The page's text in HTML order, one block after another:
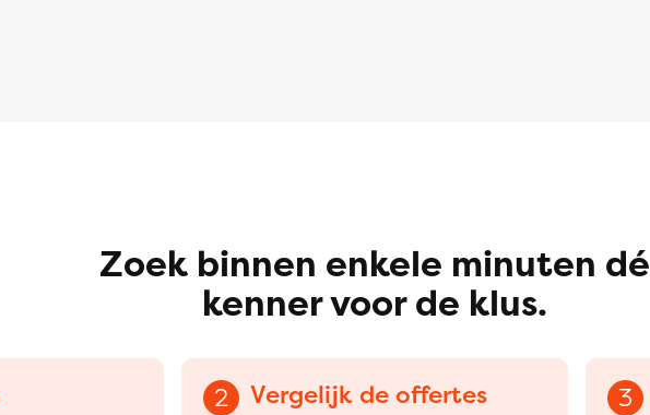
Zoek binnen enkele minuten dé
kenner voor de klus.
2 Vergelijk de offertes 3